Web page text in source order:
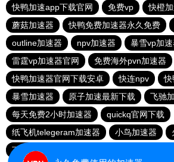
快鸭加速app下载官网
免费vp
快橙
蘑菇加速器
快鸭免费加速器永久免费
outline加速器
npv加速器
暴雪vp加速
雷霆vp加速器官网
免费海外pvn加速器
快鸭加速器官网下载安卓
快连npv
快
暴雪加速器
原子加速最新下载
飞驰
每天免费2小时加速器
quickq官网下载
纸飞机telegeram加速器
小鸟加速器
下载npv加速器